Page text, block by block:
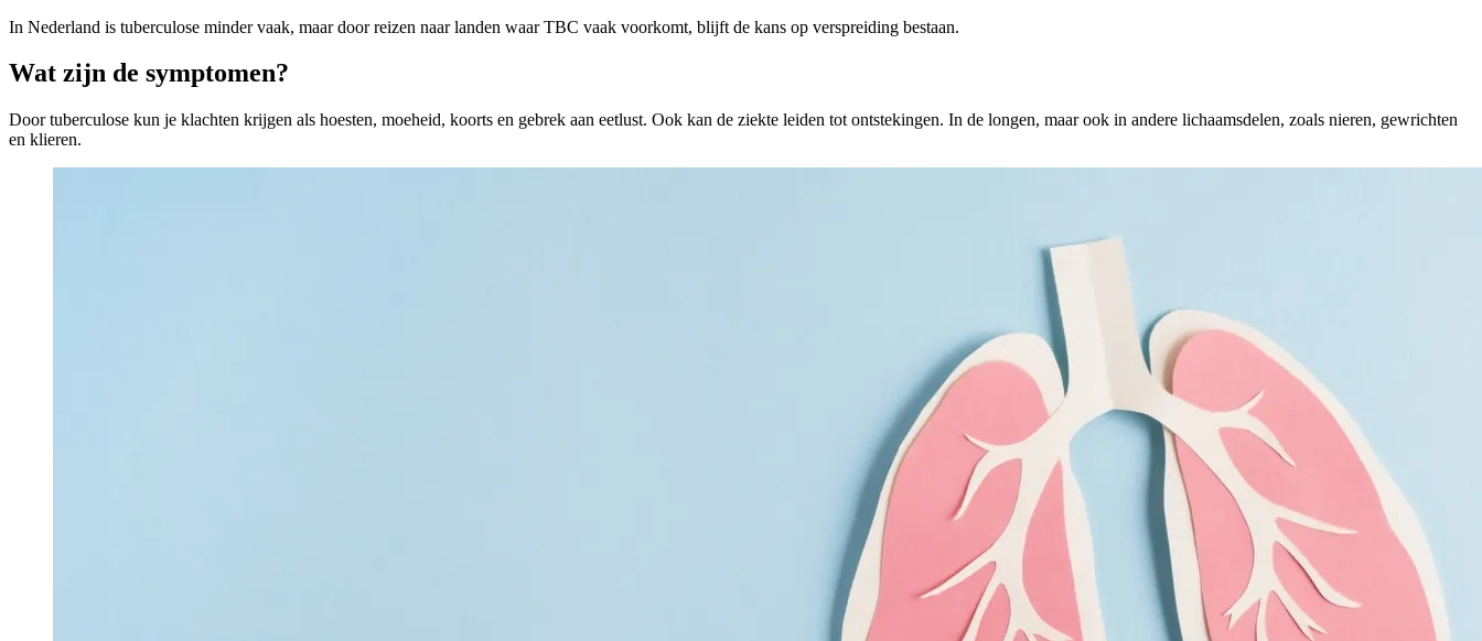
In Nederland is tuberculose minder vaak, maar door reizen naar landen waar TBC vaak voorkomt, blijft de kans op verspreiding bestaan.
Wat zijn de symptomen?
Door tuberculose kun je klachten krijgen als hoesten, moeheid, koorts en gebrek aan eetlust. Ook kan de ziekte leiden tot ontstekingen. In de longen, maar ook in andere lichaamsdelen, zoals nieren, gewrichten
en klieren.